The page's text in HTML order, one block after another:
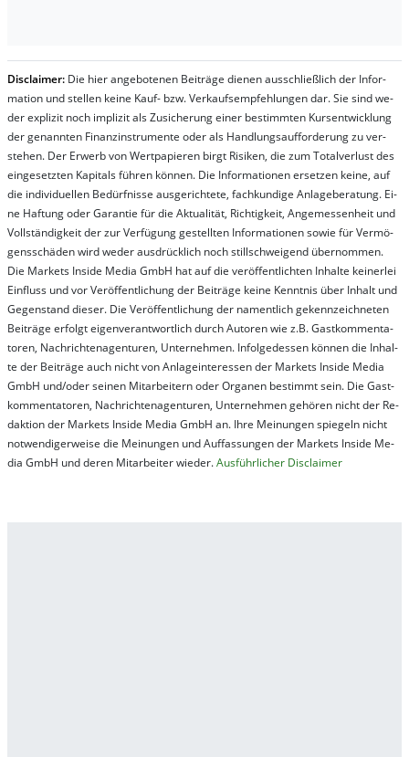
Dis­clai­mer: Die hier an­ge­bo­te­nen Bei­trä­ge die­nen aus­schließ­lich der In­for­
ma­t­ion und stel­len kei­ne Kauf- bzw. Ver­kaufs­em­pfeh­lung­en dar. Sie sind we­
der ex­pli­zit noch im­pli­zit als Zu­sich­er­ung ei­ner be­stim­mt­en Kurs­ent­wick­lung
der ge­nan­nt­en Fi­nanz­in­stru­men­te oder als Handl­ungs­auf­for­der­ung zu ver­
steh­en. Der Er­werb von Wert­pa­pier­en birgt Ri­si­ken, die zum To­tal­ver­lust des
ein­ge­setz­ten Ka­pi­tals füh­ren kön­nen. Die In­for­ma­tion­en er­setz­en kei­ne, auf
die in­di­vi­du­el­len Be­dür­fnis­se aus­ge­rich­te­te, fach­kun­di­ge An­la­ge­be­ra­tung. Ei­
ne Haf­tung oder Ga­ran­tie für die Ak­tu­ali­tät, Rich­tig­keit, An­ge­mes­sen­heit und
Vol­lständ­ig­keit der zur Ver­fü­gung ge­stel­lt­en In­for­ma­tion­en so­wie für Ver­mö­
gens­schä­den wird we­der aus­drück­lich noch stil­lschwei­gend über­nom­men.
Die Mar­kets In­side Me­dia GmbH hat auf die ver­öf­fent­lich­ten In­hal­te kei­ner­lei
Ein­fluss und vor Ver­öf­fent­lich­ung der Bei­trä­ge kei­ne Ken­nt­nis über In­halt und
Ge­gen­stand die­ser. Die Ver­öf­fent­lich­ung der na­ment­lich ge­kenn­zeich­net­en
Bei­trä­ge er­folgt ei­gen­ver­ant­wort­lich durch Au­tor­en wie z.B. Gast­kom­men­ta­
tor­en, Nach­richt­en­ag­en­tur­en, Un­ter­neh­men. In­fol­ge­des­sen kön­nen die In­hal­
te der Bei­trä­ge auch nicht von An­la­ge­in­te­res­sen der Mar­kets In­side Me­dia
GmbH und/oder sei­nen Mit­ar­bei­tern oder Or­ga­nen be­stim­mt sein. Die Gast­
kom­men­ta­tor­en, Nach­rich­ten­ag­en­tur­en, Un­ter­neh­men ge­hör­en nicht der Re­
dak­tion der Mar­kets In­side Me­dia GmbH an. Ihre Mei­nung­en spie­geln nicht
not­wen­di­ger­wei­se die Mei­nung­en und Auf­fas­sung­en der Mar­kets In­side Me­
dia GmbH und de­ren Mit­ar­bei­ter wie­der.Aus­führ­lich­er Dis­clai­mer